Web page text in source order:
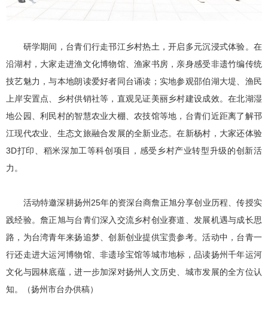
研学期间，台青们行走邗江乡村热土，开启多元沉浸式体验。在
沿湖村，大家走进渔文化博物馆、渔家书房，亲身感受非遗竹编传统
技艺魅力，与本地朗读爱好者同台诵读；实地参观邵伯湖大堤、渔民
上岸安置点、乡村供销社等，直观见证美丽乡村建设成效。在北湖湿
地公园、利民村的智慧农业大棚、农技馆等地，台青们近距离了解邗
江现代农业、生态文旅融合发展的全新业态。在新杨村，大家还体验
3D打印、稻米深加工等科创项目，感受乡村产业转型升级的创新活
力。
活动特邀深耕扬州25年的资深台商詹正旭分享创业历程、传授实
践经验。詹正旭与台青们深入交流乡村创业赛道、发展机遇与成长思
路，为台湾青年来扬追梦、创新创业提供宝贵参考。活动中，台青一
行还走进大运河博物馆、非遗珍宝馆等城市地标，品读扬州千年运河
文化与园林底蕴，进一步加深对扬州人文历史、城市发展的全方位认
知。（扬州市台办供稿）